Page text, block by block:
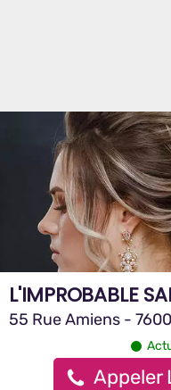
L'IMPROBABLE
55 Rue Amiens -
Appeler